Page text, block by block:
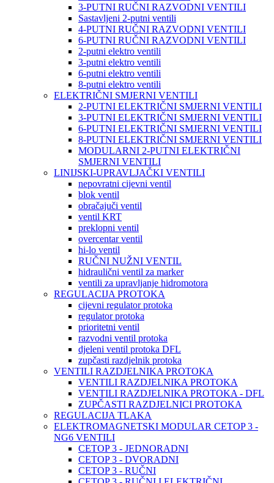
3-PUTNI RUČNI RAZVODNI VENTILI
Sastavljeni 2-putni ventili
4-PUTNI RUČNI RAZVODNI VENTILI
6-PUTNI RUČNI RAZVODNI VENTILI
2-putni elektro ventili
3-putni elektro ventili
6-putni elektro ventili
8-putni elektro ventili
ELEKTRIČNI SMJERNI VENTILI
2-PUTNI ELEKTRIČNI SMJERNI VENTILI
3-PUTNI ELEKTRIČNI SMJERNI VENTILI
6-PUTNI ELEKTRIČNI SMJERNI VENTILI
8-PUTNI ELEKTRIČNI SMJERNI VENTILI
MODULARNI 2-PUTNI ELEKTRIČNI
SMJERNI VENTILI
LINIJSKI-UPRAVLJAČKI VENTILI
nepovratni cijevni ventil
blok ventil
obračajuči ventil
ventil KRT
preklopni ventil
overcentar ventil
hi-lo ventil
RUČNI NUŽNI VENTIL
hidraulični ventil za marker
ventili za upravljanje hidromotora
REGULACIJA PROTOKA
cijevni regulator protoka
regulator protoka
prioritetni ventil
razvodni ventil protoka
djeleni ventil protoka DFL
zupčasti razdjelnik protoka
VENTILI RAZDJELNIKA PROTOKA
VENTILI RAZDJELNIKA PROTOKA
VENTILI RAZDJELNIKA PROTOKA - DFL
ZUPČASTI RAZDJELNICI PROTOKA
REGULACIJA TLAKA
ELEKTROMAGNETSKI MODULAR CETOP 3 -
NG6 VENTILI
CETOP 3 - JEDNORADNI
CETOP 3 - DVORADNI
CETOP 3 - RUČNI